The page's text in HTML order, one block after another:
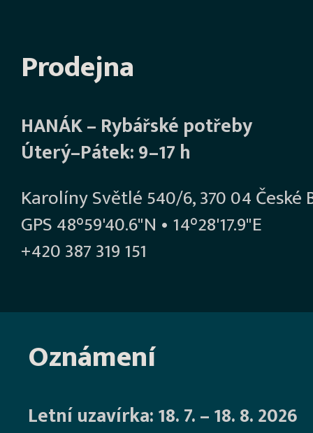
Prodejna
HANÁK – Rybářské potřeby
Úterý–Pátek: 9–17 h
Karolíny Světlé 540/6, 370 04 České
GPS 48°59'40.6"N • 14°28'17.9"E
+420 387 319 151
Oznámení
Letní uzavírka: 18. 7. – 18. 8. 2026